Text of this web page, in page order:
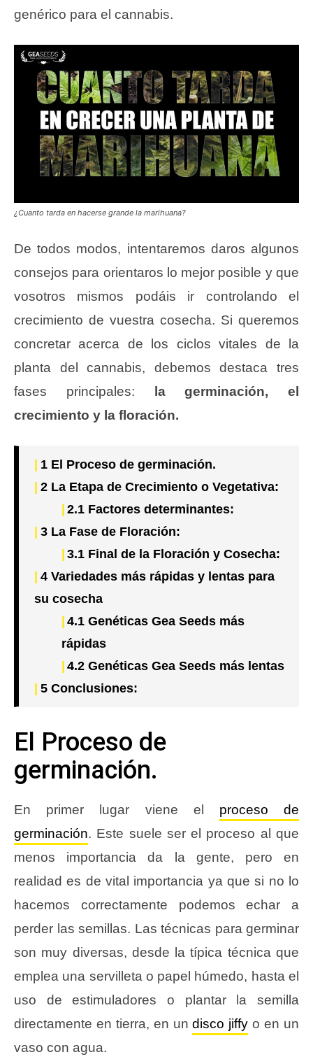
genérico para el cannabis.
¿Cuanto tarda en hacerse grande la marihuana?
De todos modos, intentaremos daros algunos
consejos para orientaros lo mejor posible y que
vosotros mismos podáis ir controlando el
crecimiento de vuestra cosecha. Si queremos
concretar acerca de los ciclos vitales de la
planta del cannabis, debemos destaca tres
fases principales:
la germinación, el
crecimiento y la floración.
1El Proceso de germinación.
2La Etapa de Crecimiento o Vegetativa:
2.1 Factores determinantes:
3La Fase de Floración:
3.1 Final de la Floración y Cosecha:
4Variedades más rápidas y lentas para
su cosecha
4.1 Genéticas Gea Seeds más
rápidas
4.2 Genéticas Gea Seeds más lentas
5Conclusiones:
El Proceso de
germinación.
En primer lugar viene el proceso de
germinación. Este suele ser el proceso al que
menos importancia da la gente, pero en
realidad es de vital importancia ya que si no lo
hacemos correctamente podemos echar a
perder las semillas. Las técnicas para germinar
son muy diversas, desde la típica técnica que
emplea una servilleta o papel húmedo, hasta el
uso de estimuladores o plantar la semilla
directamente en tierra, en undisco jiffy o en un
vaso con agua.